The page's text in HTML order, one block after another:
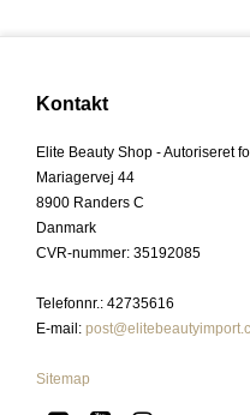
Kontakt
Elite Beauty Shop - Autoriseret
Mariagervej 44
8900 Randers C
Danmark
CVR-nummer: 35192085
Telefonnr.: 42735616
E-mail :
Sitemap